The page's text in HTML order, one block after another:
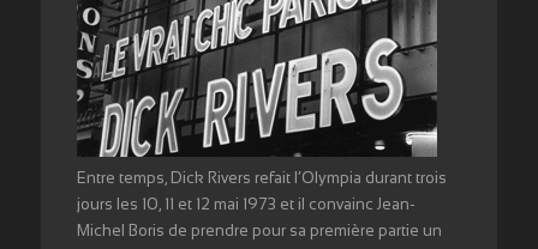
Entre temps, Dick Rivers refait l’Olympia durant trois
jours les 10, 11 et 12 mai 1973 et il convainc Jean-
Michel Boris de prendre pour sa première partie un